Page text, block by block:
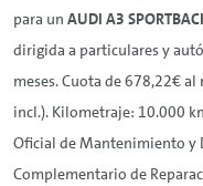
para un AUDI A3
dirigida a particulares y
meses. Cuota de 678,22€
incl.). Kilometraje: 10.000
Oficial de Mantenimiento y
Complementario de